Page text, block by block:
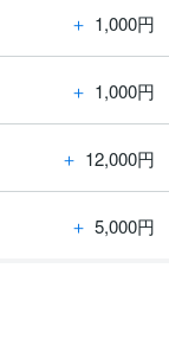
＋ 1,000円
＋ 1,000円
＋ 12,000円
＋ 5,000円